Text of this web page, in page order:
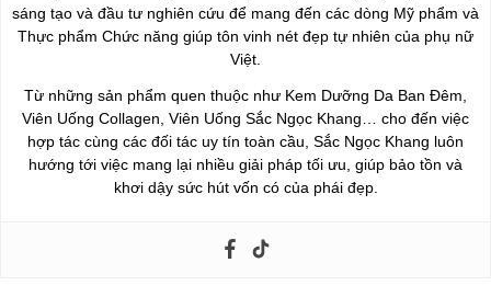
sáng tạo và đầu tư nghiên cứu để mang đến các dòng Mỹ phẩm và
Thực phẩm Chức năng giúp tôn vinh nét đẹp tự nhiên của phụ nữ
Việt.
Từ những sản phẩm quen thuộc như Kem Dưỡng Da Ban Đêm,
Viên Uống Collagen, Viên Uống Sắc Ngọc Khang… cho đến việc
hợp tác cùng các đối tác uy tín toàn cầu, Sắc Ngọc Khang luôn
hướng tới việc mang lại nhiều giải pháp tối ưu, giúp bảo tồn và
khơi dậy sức hút vốn có của phái đẹp.